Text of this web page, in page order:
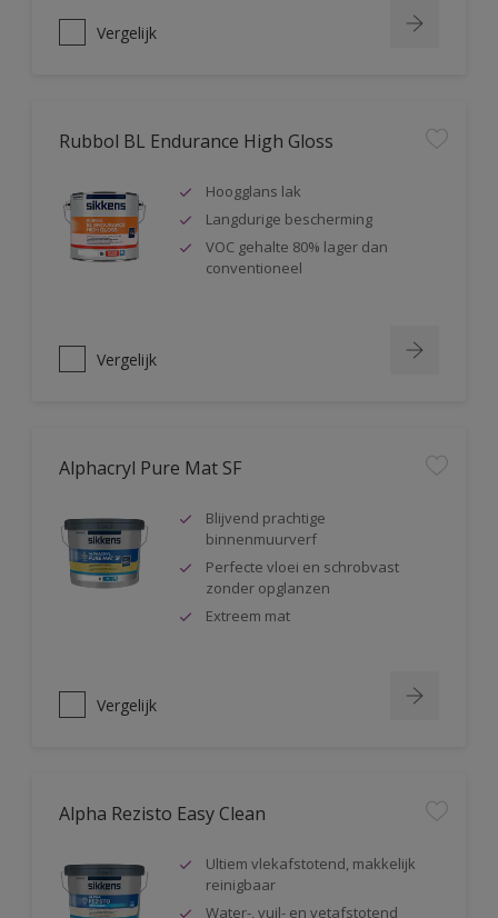
Vergelijk
Rubbol BL Endurance High Gloss
Hoogglans lak
Langdurige bescherming
VOC gehalte 80% lager dan
conventioneel
Vergelijk
Alphacryl Pure Mat SF
Blijvend prachtige
binnenmuurverf
Perfecte vloei en schrobvast
zonder opglanzen
Extreem mat
Vergelijk
Alpha Rezisto Easy Clean
Ultiem vlekafstotend, makkelijk
reinigbaar
Water-, vuil- en vetafstotend